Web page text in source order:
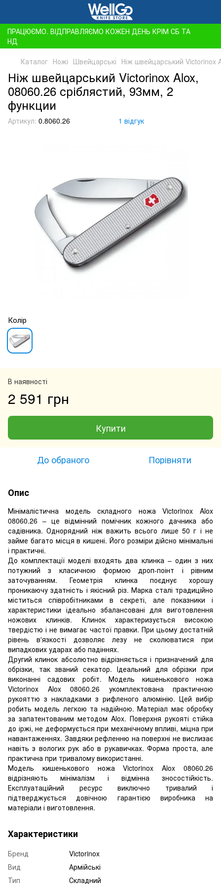
ПРАЦЮЄМО. ВІДПРАВЛЯЄМО КОЖЕН ДЕНЬ КРІМ СБ ТА
НД
Каталог Ножі Швейцарські Ніж швейцарський Victorinox
Ніж швейцарський Victorinox Alox,
08060.26 сріблястий, 93мм, 2
функции
Артикул: 0.8060.26 1 відгук
Колір
В наявності
2 591 грн
Купити
До обраного Порівняти
Опис
Мінімалістична модель складного ножа Victorinox Alox
08060.26 – це відмінний помічник кожного дачника або
садівника. Однорядний ніж важить всього лише 50 г і не
займе багато місця в кишені. Його розміри дійсно мінімальні
і практичні.
До комплектації моделі входять два клинка – один з них
потужний з класичною формою дроп-поінт і рівним
заточуванням. Геометрія клинка поєднує хорошу
проникаючу здатність і якісний різ. Марка сталі традиційно
міститься співробітниками в секреті, але показники і
характеристики ідеально збалансовані для виготовлення
ножових клинків. Клинок характеризується високою
твердістю і не вимагає частої правки. При цьому достатній
рівень в'язкості дозволяє лезу не сколюватися при
випадкових ударах або падіннях.
Другий клинок абсолютно відрізняється і призначений для
обрізки, так званий секатор. Ідеальний для обрізки при
виконанні садових робіт. Модель кишенькового ножа
Victorinox Alox 08060.26 укомплектована практичною
рукояттю з накладками з рифленого алюмінію. Цей вибір
робить модель легкою та надійною. Матеріал має обробку
за запатентованим методом Alox. Поверхня рукояті стійка
до іржі, не деформується при механічному впливі, міцна при
навантаженнях. Завдяки рефленню на поверхні не вислизає
навіть з вологих рук або в рукавичках. Форма проста, але
практична при тривалому використанні.
Модель кишенькового ножа Victorinox Alox 08060.26
відрізняють мінімалізм і відмінна зносостійкість.
Експлуатаційний ресурс виключно тривалий і
підтверджується довічною гарантією виробника на
матеріали і виготовлення.
Характеристики
Бренд
Victorinox
Вид
Армійські
Тип
Складний